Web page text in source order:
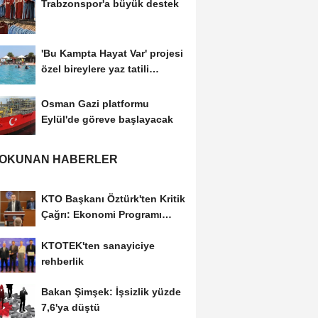
Trabzonspor'a büyük destek
'Bu Kampta Hayat Var' projesi
özel bireylere yaz tatili
Osman Gazi platformu
Eylül'de göreve başlayacak
HABERLER
KTO Başkanı Öztürk'ten Kritik
Çağrı: Ekonomi Programı
KTOTEK'ten sanayiciye
rehberlik
Bakan Şimşek: İşsizlik yüzde
7,6'ya düştü